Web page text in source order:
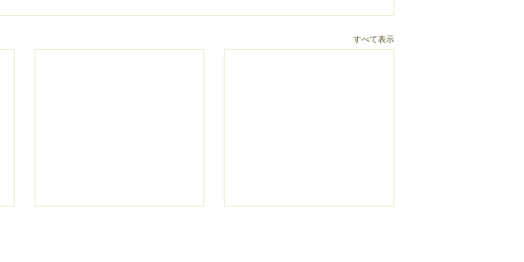
すべて表示